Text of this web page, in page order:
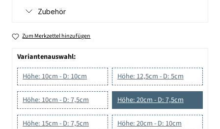
Zubehör
Zum Merkzettel hinzufügen
Variantenauswahl:
Höhe: 10cm - D: 10cm
Höhe: 12,5cm - D: 5cm
Höhe: 10cm - D: 7,5cm Höhe: 20cm - D: 7,5cm
Höhe: 15cm - D: 7,5cm Höhe: 20cm - D: 10cm